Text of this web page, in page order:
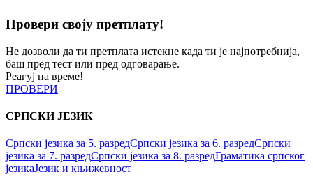
Провери своју претплату!
Не дозволи да ти претплата истекне када ти је најпотребнија,
баш пред тест или пред одговарање.
Реагуј на време!
ПРОВЕРИ
СРПСКИ ЈЕЗИК
Српски језика за 5. разредСрпски језика за 6. разредСрпски
језика за 7. разредСрпски језика за 8. разредГраматика српског
језикаЈезик и књижевност